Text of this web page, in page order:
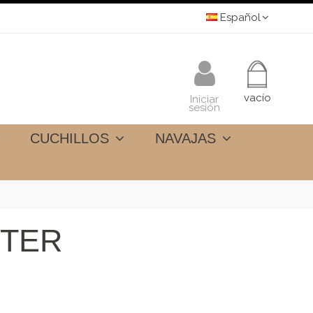
Español
vacío
Iniciar
sesión
CUCHILLOS
NAVAJAS